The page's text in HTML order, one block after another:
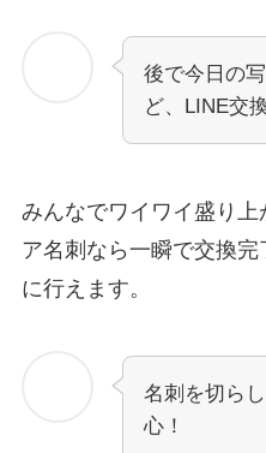
後で今日の
ど、LINE交
みんなでワイワイ盛り
ア名刺なら一瞬で交換
に行えます。
名刺を切ら
心！